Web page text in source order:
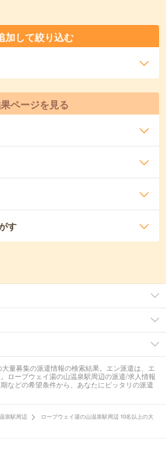
加して絞り込む
ページを見る
す
量募集の派遣情報の検索結果。エン派遣は、エ
ロープウェイ湯の山温泉駅周辺の派遣/求人情報
などの希望条件から、あなたにピッタリの派遣
泉駅周辺
ロープウェイ湯の山温泉駅周辺 10名以上の大